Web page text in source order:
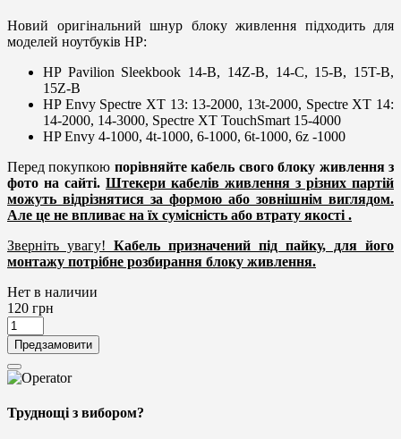
Новий оригінальний шнур блоку живлення підходить для
моделей ноутбуків HP:
HP Pavilion Sleekbook 14-B, 14Z-B, 14-C, 15-B, 15T-B,
15Z-B
HP Envy Spectre XT 13: 13-2000, 13t-2000, Spectre XT 14:
14-2000, 14-3000, Spectre XT TouchSmart 15-4000
HP Envy 4-1000, 4t-1000, 6-1000, 6t-1000, 6z -1000
Перед покупкою порівняйте кабель свого блоку живленняз
фото на сайті. Штекери кабелів живлення з різних партій
можуть відрізнятися за формою або зовнішнім виглядом.
Але це не впливає на їх сумісність або втрату якості .
Зверніть увагу! Кабель призначений під пайку, для його
монтажу потрібне розбирання блоку живлення.
Нет в наличии
120 грн
Предзамовити
Труднощі з вибором?